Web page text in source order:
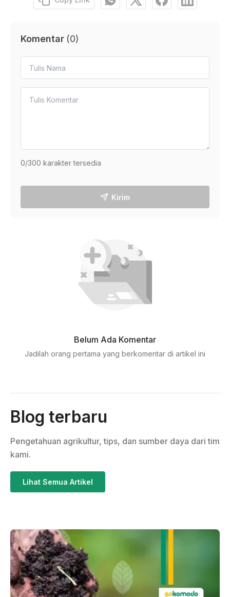
Komentar (0)
0/300 karakter tersedia
Kirim
Belum Ada Komentar
Jadilah orang pertama yang berkomentar di artikel ini
Blog terbaru
Pengetahuan agrikultur, tips, dan sumber daya dari tim
kami.
Lihat Semua Artikel